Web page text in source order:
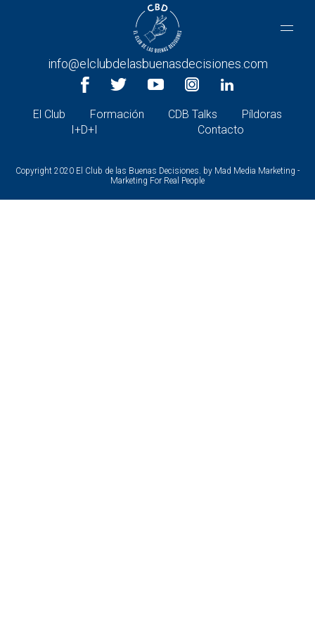
CONTACTA CON NOSOTROS
+34 966 26 30 27 |
info@elclubdelasbuenasdecisiones.com
El Club Formación CDB Talks
Píldoras
I+D+I
Contacto
Copyright 2020 El Club de las Buenas Decisiones. by Mad Media Marketing -
Marketing For Real People